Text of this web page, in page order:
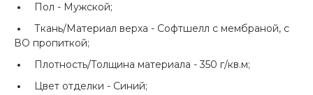
Пол - Мужской;
Ткань/Материал верха - Софтшелл с мембраной, с
ВО пропиткой;
Плотность/Толщина материала - 350 г/кв.м;
Цвет отделки - Синий;